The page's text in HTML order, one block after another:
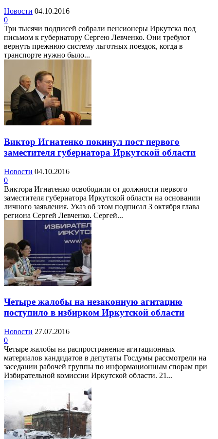
Новости 04.10.2016
0
Три тысячи подписей собрали пенсионеры Иркутска под
письмом к губернатору Сергею Левченко. Они требуют
вернуть прежнюю систему льготных поездок, когда в
транспорте нужно было...
Виктор Игнатенко покинул пост первого
заместителя губернатора Иркутской области
Новости 04.10.2016
0
Виктора Игнатенко освободили от должности первого
заместителя губернатора Иркутской области на основании
личного заявления. Указ об этом подписал 3 октября глава
региона Сергей Левченко. Сергей...
Четыре жалобы на незаконную агитацию
поступило в избирком Иркутской области
Новости 27.07.2016
0
Четыре жалобы на распространение агитационных
материалов кандидатов в депутаты Госдумы рассмотрели на
заседании рабочей группы по информационным спорам при
Избирательной комиссии Иркутской области. 21...